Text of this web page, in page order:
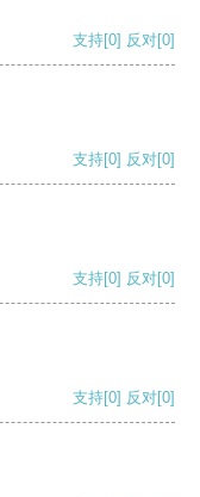
支持[0] 反对[0]
支持[0] 反对[0]
支持[0] 反对[0]
支持[0] 反对[0]